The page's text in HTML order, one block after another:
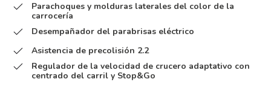
Parachoques y molduras laterales del color de la
carrocería
Desempañador del parabrisas eléctrico
Asistencia de precolisión 2.2
Regulador de la velocidad de crucero adaptativo con
centrado del carril y Stop&Go